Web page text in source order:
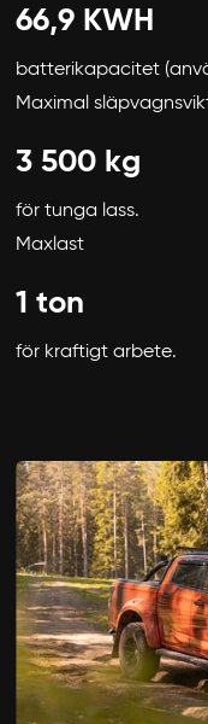
66,9 KWH
batterikapacitet
Maximal
3 500 kg
för tunga lass.
Maxlast
1 ton
för kraftigt arbete.